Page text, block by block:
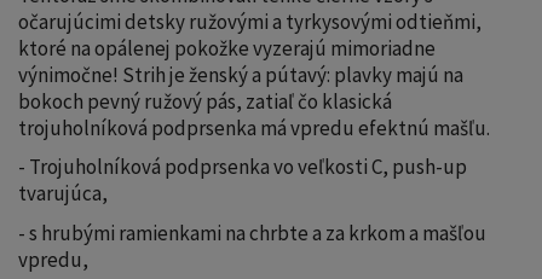
očarujúcimi detsky ružovými a tyrkysovými odtieňmi,
ktoré na opálenej pokožke vyzerajú mimoriadne
výnimočne! Strih je ženský a pútavý: plavky majú na
bokoch pevný ružový pás, zatiaľ čo klasická
trojuholníková podprsenka má vpredu efektnú mašľu.
- Trojuholníková podprsenka vo veľkosti C, push-up
tvarujúca,
- s hrubými ramienkami na chrbte a za krkom a mašľou
vpredu,